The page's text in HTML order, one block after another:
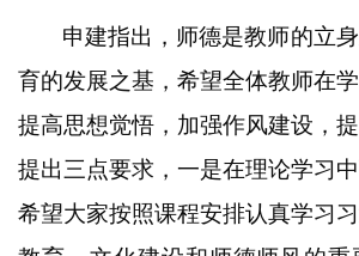
申建指出，师德是教师的立
育的发展之基，希望全体教师在
提高思想觉悟，加强作风建设，
提出三点要求，一是在理论学习中
希望大家按照课程安排认真学习